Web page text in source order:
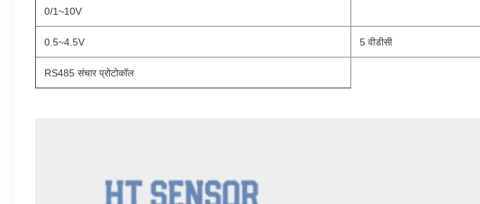
0/1~10V
0.5~4.5V 5 वीडीसी
RS485 संचार प्रोटोकॉल